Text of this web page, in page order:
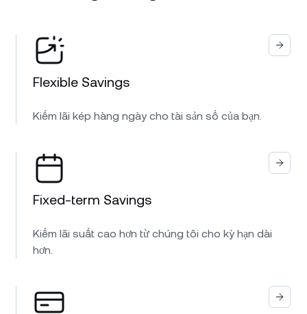
Flexible Savings
Kiếm lãi kép hàng ngày cho tài sản số của bạn.
Fixed-term Savings
Kiếm lãi suất cao hơn từ chúng tôi cho kỳ hạn dài
hơn.